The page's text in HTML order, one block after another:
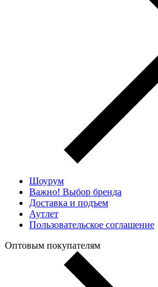
Шоурум
Важно! Выбор бренда
Доставка и подъем
Аутлет
Пользовательское соглашение
Оптовым покупателям